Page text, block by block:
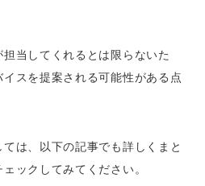
当してくれるとは限らないた
スを提案される可能性がある点
は、以下の記事でも詳しくまと
ックしてみてください。